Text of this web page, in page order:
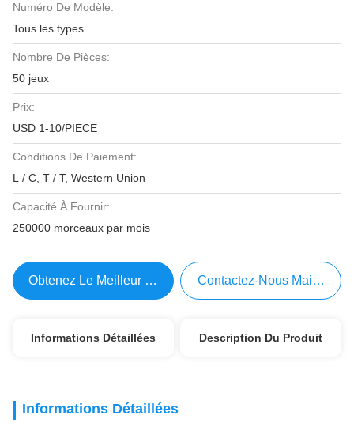
Numéro De Modèle:
Tous les types
Nombre De Pièces:
50 jeux
Prix:
USD 1-10/PIECE
Conditions De Paiement:
L / C, T / T, Western Union
Capacité À Fournir:
250000 morceaux par mois
Obtenez Le Meilleur Prix Contactez-Nous Maintenant
Informations Détaillées Description Du Produit
Informations Détaillées